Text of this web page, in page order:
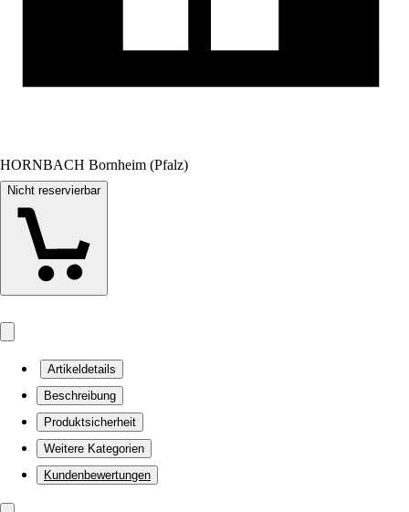
HORNBACH Bornheim (Pfalz)
Nicht reservierbar
Artikeldetails
Beschreibung
Produktsicherheit
Weitere Kategorien
Kundenbewertungen